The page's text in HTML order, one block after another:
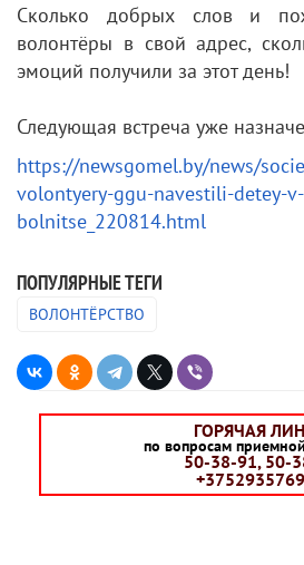
Сколько добрых слов и
волонтёры в свой адрес,
эмоций получили за этот день!
Следующая встреча уже
https://newsgomel.by/news/
volontyery-ggu-navestili-detey-v-
bolnitse_220814.html
ПОПУЛЯРНЫЕ ТЕГИ
ВОЛОНТЁРСТВО
ГОРЯЧАЯ
по вопросам
50-38-91, 50-